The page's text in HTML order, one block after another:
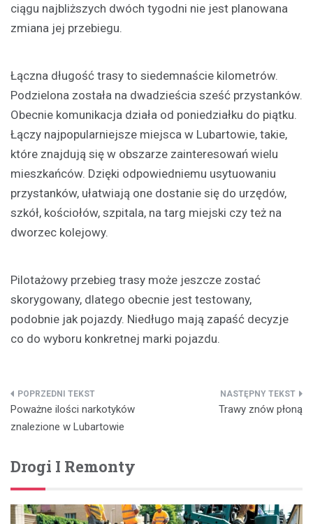
ciągu najbliższych dwóch tygodni nie jest planowana
zmiana jej przebiegu.
Łączna długość trasy to siedemnaście kilometrów.
Podzielona została na dwadzieścia sześć przystanków.
Obecnie komunikacja działa od poniedziałku do piątku.
Łączy najpopularniejsze miejsca w Lubartowie, takie,
które znajdują się w obszarze zainteresowań wielu
mieszkańców. Dzięki odpowiedniemu usytuowaniu
przystanków, ułatwiają one dostanie się do urzędów,
szkół, kościołów, szpitala, na targ miejski czy też na
dworzec kolejowy.
Pilotażowy przebieg trasy może jeszcze zostać
skorygowany, dlatego obecnie jest testowany,
podobnie jak pojazdy. Niedługo mają zapaść decyzje
co do wyboru konkretnej marki pojazdu.
Nawigacja
wpisu
Poważne ilości narkotyków
znalezione w Lubartowie
Trawy znów płoną
Drogi I Remonty